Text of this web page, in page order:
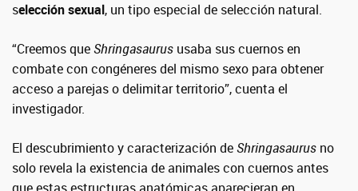
selección sexual, un tipo especial de selección natural.
“Creemos queShringasaurus usaba sus cuernos en
combate con congéneres del mismo sexo para obtener
acceso a parejas o delimitar territorio”, cuenta el
investigador.
El descubrimiento y caracterización deShringasaurus no
solo revela la existencia de animales con cuernos antes